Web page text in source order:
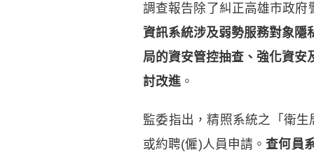
調查報告除了糾正高雄市政府
資訊系統涉及弱勢服務對象隱
局的資安管控抽查、強化資安
討改進 。
監委指出，精照系統之「衛
或約聘(僱)人員申請。查何員